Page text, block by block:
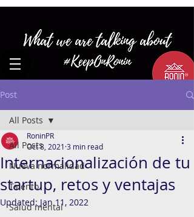
Post
All Posts
Nueva normalidad
Talento
Salud mental
All Posts
Internacionalización de tu
startup, retos y ventajas
RoninPR
Oct 8, 2021 3 min read
Updated: Jan 11, 2022